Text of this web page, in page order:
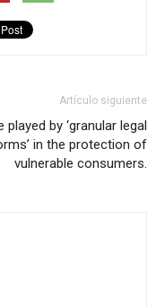
Artículo siguiente
played by ‘granular legal
in the protection of
vulnerable consumers.